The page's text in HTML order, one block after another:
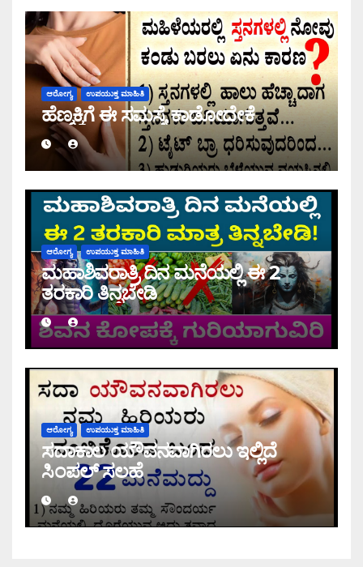
ಆರೋಗ್ಯ ಉಪಯುಕ್ತ ಮಾಹಿತಿ
ಹೆಣ್ಮಕ್ಕಿಗೆ ಈ ಸಮಸ್ಯೆ ಕಾಡೋದೇಕೆ
ಆರೋಗ್ಯ ಉಪಯುಕ್ತ ಮಾಹಿತಿ
ಮಹಾಶಿವರಾತ್ರಿ ದಿನ ಮನೆಯಲ್ಲಿ ಈ 2
ತರಕಾರಿ ತಿನ್ನಬೇಡಿ
ಆರೋಗ್ಯ ಉಪಯುಕ್ತ ಮಾಹಿತಿ
ಸದಾಕಾಲ ಯೌವನವಾಗಿರಲು ಇಲ್ಲಿದೆ
ಸಿಂಪಲ್ ಸಲಹೆ